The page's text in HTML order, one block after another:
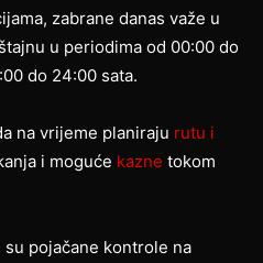
zabrane danas važe u
u periodima od 00:00 do
do 24:00 sata.
na vrijeme planiraju rutu i
i moguće kazne tokom
pojačane kontrole na